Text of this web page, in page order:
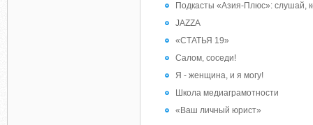
Подкасты «Азия-Плюс»: слушай,
JAZZA
«СТАТЬЯ 19»
Салом, соседи!
Я - женщина, и я могу!
Школа медиаграмотности
«Ваш личный юрист»